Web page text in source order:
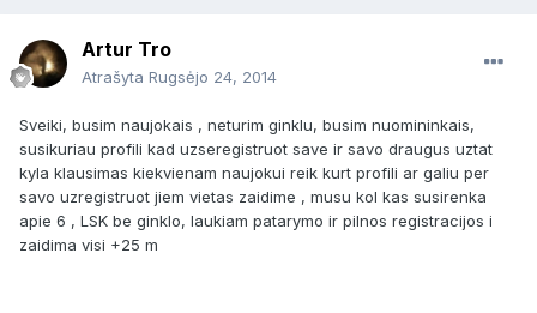
Artur Tro
Atrašyta Rugsėjo 24, 2014
Sveiki, busim naujokais , neturim ginklu, busim nuomininkais,
susikuriau profili kad uzseregistruot save ir savo draugus uztat
kyla klausimas kiekvienam naujokui reik kurt profili ar galiu per
savo uzregistruot jiem vietas zaidime , musu kol kas susirenka
apie 6 , LSK be ginklo, laukiam patarymo ir pilnos registracijos i
zaidima visi +25 m